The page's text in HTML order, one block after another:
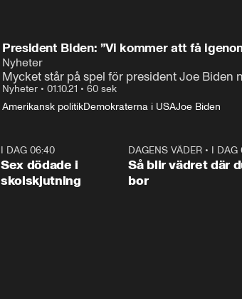
President Biden: ”Vi kommer att få
Nyheter
Mycket står på spel för president Joe Biden
Nyheter • 01.10.21 • 60 sek
Amerikansk politikDemokraterna i USAJoe Biden
I DAG 06:40
Sex dödade i
skolskjutning
DAGENS VÄDER • I DAG
Så blir vädret där
bor